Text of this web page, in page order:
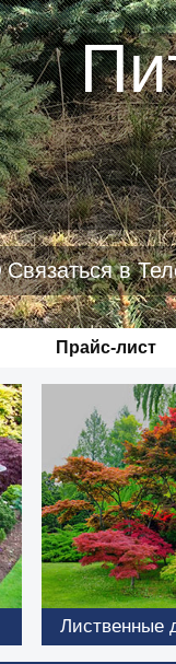
Связаться в
Прайс-лист
Лиственные